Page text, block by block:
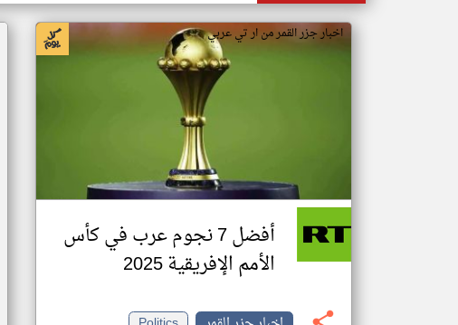
اخبار جزر القمر من ار تي عربي
أفضل 7 نجوم عرب في كأس
الأمم الإفريقية 2025